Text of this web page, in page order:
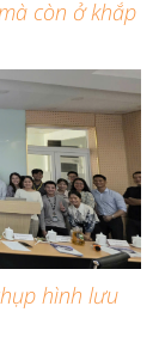
còn ở khắp
hình lưu